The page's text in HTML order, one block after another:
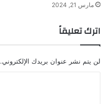
مارس 21, 2024
اترك تعليقاً
لن يتم نشر عنوان بريدك الإلكتروني.